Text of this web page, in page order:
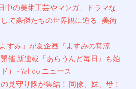
中の美術工芸やマンガ、ドラマな
て豪傑たちの世界観に迫る - 美術
すみ」が夏企画『よすみの宵涼
催 新連載『あらうんど毎日』も始
） - Yahoo!ニュース
の見守り隊が集結！ 同僚、妹、母！